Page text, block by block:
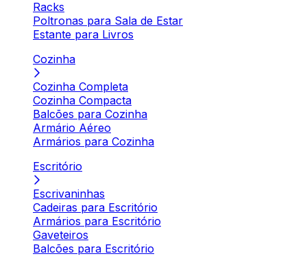
Racks
Poltronas para Sala de Estar
Estante para Livros
Cozinha
Cozinha Completa
Cozinha Compacta
Balcões para Cozinha
Armário Aéreo
Armários para Cozinha
Escritório
Escrivaninhas
Cadeiras para Escritório
Armários para Escritório
Gaveteiros
Balcões para Escritório